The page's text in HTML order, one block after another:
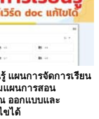
แผนการจัดการเรียน
แผนการสอน
ออกแบบและ
ขได้